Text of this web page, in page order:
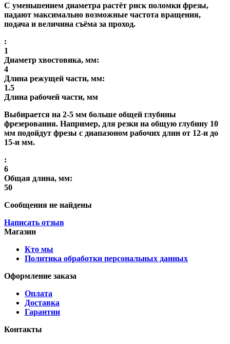
С уменьшением диаметра растёт риск поломки фрезы,
падают максимально возможные частота вращения,
подача и величина съёма за проход.
:
1
Диаметр хвостовика, мм:
4
Длина режущей части, мм:
1.5
Длина рабочей части, мм
Выбирается на 2-5 мм больше общей глубины
фрезерования. Например, для резки на общую глубину 10
мм подойдут фрезы с диапазоном рабочих длин от 12-и до
15-и мм.
:
6
Общая длина, мм:
50
Сообщения не найдены
Написать отзыв
Магазин
Кто мы
Политика обработки персональных данных
Оформление заказа
Оплата
Доставка
Гарантии
Контакты